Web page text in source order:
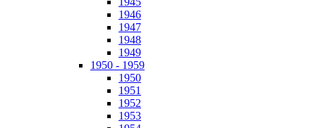
1946
1947
1948
1949
1950 - 1959
1950
1951
1952
1953